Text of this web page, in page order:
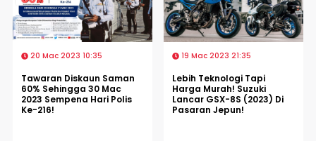
20 Mac 2023 10:35
Tawaran Diskaun Saman
60% Sehingga 30 Mac
2023 Sempena Hari Polis
Ke-216!
19 Mac 2023 21:35
Lebih Teknologi Tapi
Harga Murah! Suzuki
Lancar GSX-8S (2023) Di
Pasaran Jepun!